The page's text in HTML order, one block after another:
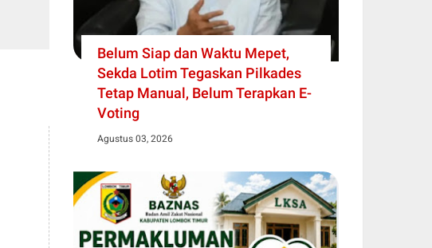
Belum Siap dan Waktu Mepet,
Sekda Lotim Tegaskan Pilkades
Tetap Manual, Belum Terapkan E-
Voting
Agustus 03, 2026